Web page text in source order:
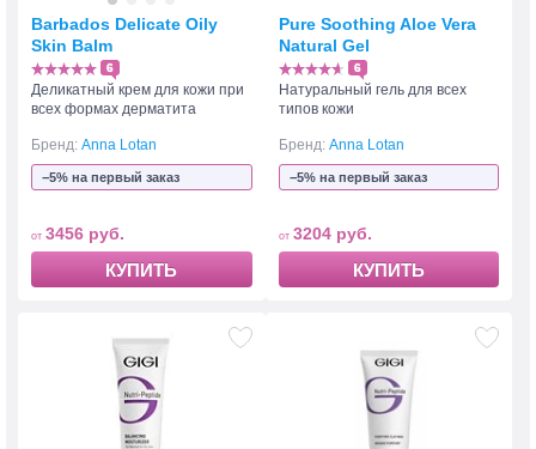
Barbados Delicate Oily
Skin Balm
6
Деликатный крем для кожи при
всех формах дерматита
Бренд: Anna Lotan
−5% на первый заказ
3456 руб.
КУПИТЬ
Pure Soothing Aloe Vera
Natural Gel
6
Натуральный гель для всех
типов кожи
Бренд: Anna Lotan
−5% на первый заказ
3204 руб.
КУПИТЬ